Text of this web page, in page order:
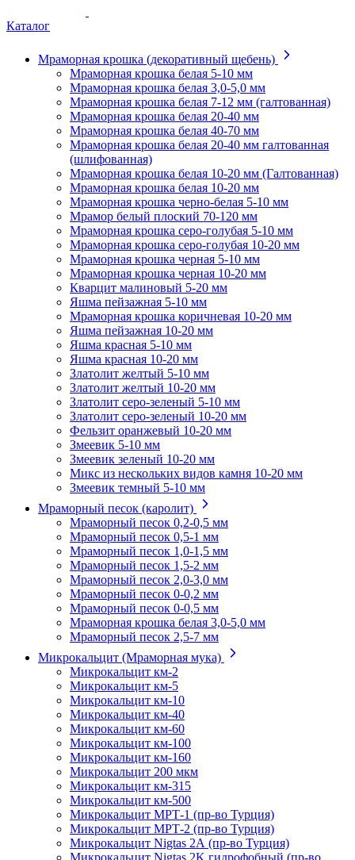
Каталог
Мраморная крошка (декоративный щебень)
Мраморная крошка белая 5-10 мм
Мраморная крошка белая 3,0-5,0 мм
Мраморная крошка белая 7-12 мм (галтованная)
Мраморная крошка белая 20-40 мм
Мраморная крошка белая 40-70 мм
Мраморная крошка белая 20-40 мм галтованная
(шлифованная)
Мраморная крошка белая 10-20 мм (Галтованная)
Мраморная крошка белая 10-20 мм
Мраморная крошка черно-белая 5-10 мм
Мрамор белый плоский 70-120 мм
Мраморная крошка серо-голубая 5-10 мм
Мраморная крошка серо-голубая 10-20 мм
Мраморная крошка черная 5-10 мм
Мраморная крошка черная 10-20 мм
Кварцит малиновый 5-20 мм
Яшма пейзажная 5-10 мм
Мраморная крошка коричневая 10-20 мм
Яшма пейзажная 10-20 мм
Яшма красная 5-10 мм
Яшма красная 10-20 мм
Златолит желтый 5-10 мм
Златолит желтый 10-20 мм
Златолит серо-зеленый 5-10 мм
Златолит серо-зеленый 10-20 мм
Фельзит оранжевый 10-20 мм
Змеевик 5-10 мм
Змеевик зеленый 10-20 мм
Микс из нескольких видов камня 10-20 мм
Змеевик темный 5-10 мм
Мраморный песок (каролит)
Мраморный песок 0,2-0,5 мм
Мраморный песок 0,5-1 мм
Мраморный песок 1,0-1,5 мм
Мраморный песок 1,5-2 мм
Мраморный песок 2,0-3,0 мм
Мраморный песок 0-0,2 мм
Мраморный песок 0-0,5 мм
Мраморная крошка белая 3,0-5,0 мм
Мраморный песок 2,5-7 мм
Микрокальцит (Мраморная мука)
Микрокальцит км-2
Микрокальцит км-5
Микрокальцит км-10
Микрокальцит км-40
Микрокальцит км-60
Микрокальцит км-100
Микрокальцит км-160
Микрокальцит 200 мкм
Микрокальцит км-315
Микрокальцит км-500
Микрокальцит МРТ-1 (пр-во Турция)
Микрокальцит МРТ-2 (пр-во Турция)
Микрокальцит Nigtas 2А (пр-во Турция)
Микрокальцит Nigtas 2K гидрофобный (пр-во